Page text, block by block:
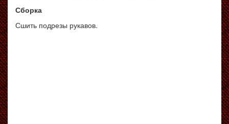
Сборка
Сшить подрезы рукавов.